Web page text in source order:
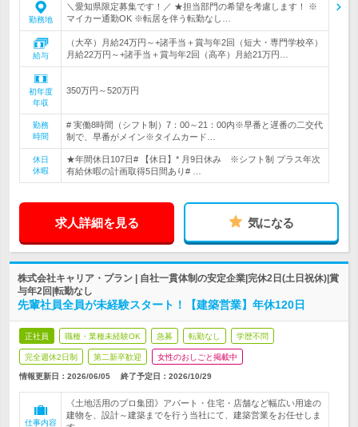
勤務地
＼愛知県限定募集です！／ ★担当部門の希望を考慮します！ ※
マイカー通勤OK ※転居を伴う転勤なし…
給与
（大卒）月給24万円～+諸手当＋賞与年2回（短大・専門学校卒）
月給22万円～+諸手当＋賞与年2回（高卒）月給21万円…
初年度
年収
350万円～520万円
勤務
時間
# 実働8時間（シフト制）7：00～21：00内※早番と遅番の二交代
制で、早番がメイン※タイムカード…
休日
休暇
★年間休日107日# 【休日】* 月9日休み ※シフト制 プラス年次
有給休暇の計画取得5日間あり# …
求人詳細を見る 気になる
株式会社キャリア・プラン | 自社一貫体制の安定企業|完休2日(土日祝休)|賞
与年2回|転勤なし
先輩社員全員が未経験スタート！【建築営業】年休120日
正社員 職種・業種未経験OK 急募 転勤なし 学歴不問
完全週休2日制 第二新卒歓迎 女性のおしごと掲載中
情報更新日：2026/06/05 終了予定日： 2026/10/29
仕事内容
《土地活用のプロ集団》アパート・住宅・店舗など幅広い用途の
建物を、設計～建築までを行う当社にて、建築営業をお任せしま